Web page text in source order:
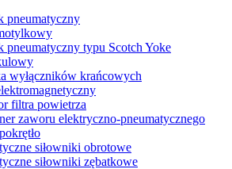
pneumatyczny
pneumatyczny typu Scotch Yoke
wyłączników krańcowych
filtra powietrza
zaworu elektryczno-pneumatycznego
siłowniki obrotowe
siłowniki zębatkowe